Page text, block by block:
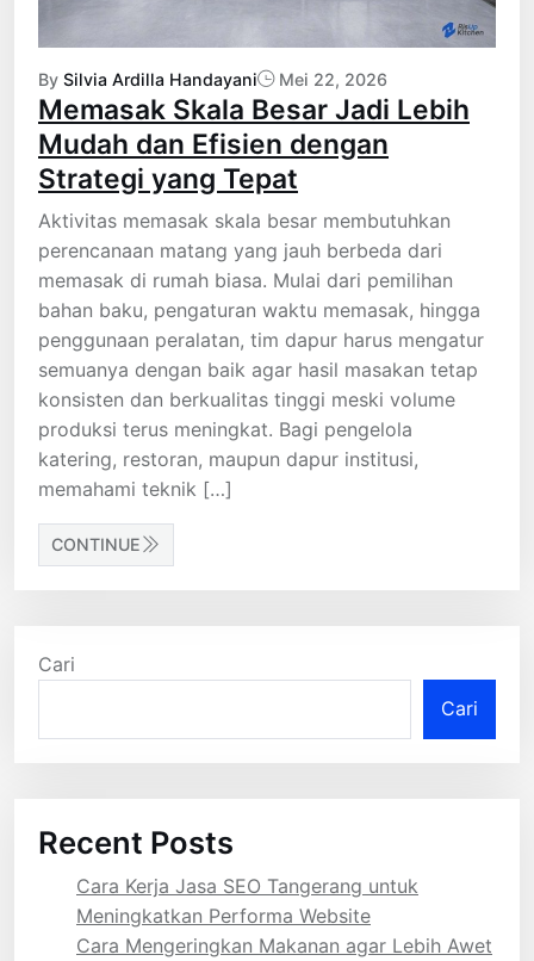
By Silvia Ardilla Handayani Mei 22, 2026
Memasak Skala Besar Jadi Lebih
Mudah dan Efisien dengan
Strategi yang Tepat
Aktivitas memasak skala besar membutuhkan
perencanaan matang yang jauh berbeda dari
memasak di rumah biasa. Mulai dari pemilihan
bahan baku, pengaturan waktu memasak, hingga
penggunaan peralatan, tim dapur harus mengatur
semuanya dengan baik agar hasil masakan tetap
konsisten dan berkualitas tinggi meski volume
produksi terus meningkat. Bagi pengelola
katering, restoran, maupun dapur institusi,
memahami teknik […]
CONTINUE
Cari
Cari
Recent Posts
Cara Kerja Jasa SEO Tangerang untuk
Meningkatkan Performa Website
Cara Mengeringkan Makanan agar Lebih Awet